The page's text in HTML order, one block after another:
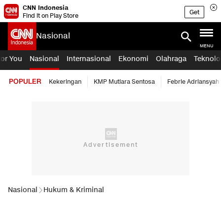
CNN Indonesia
Find it on Play Store
Get
Nasional
MENU
You Nasional Internasional Ekonomi Olahraga
POPULER Kekeringan KMP Mutiara Sentosa Febrie Adriansyah
Nasional Hukum & Kriminal